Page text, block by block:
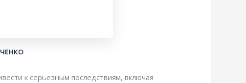
к серьезным последствиям, включая